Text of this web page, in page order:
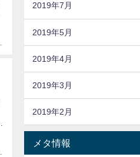
2019年7月
2019年5月
2019年4月
2019年3月
2019年2月
メタ情報